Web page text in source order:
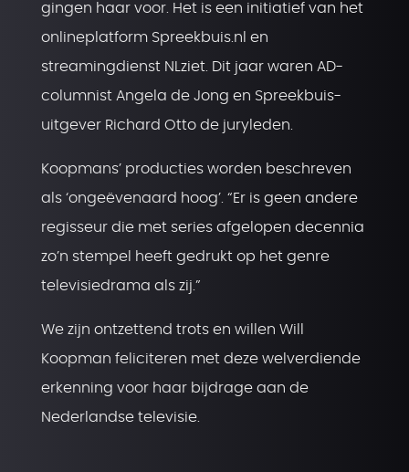
gingen haar voor. Het is een initiatief van het
onlineplatform Spreekbuis.nl en
streamingdienst NLziet. Dit jaar waren AD-
columnist Angela de Jong en Spreekbuis-
uitgever Richard Otto de juryleden.
Koopmans’ producties worden beschreven
als ‘ongeëvenaard hoog’. “Er is geen andere
regisseur die met series afgelopen decennia
zo’n stempel heeft gedrukt op het genre
televisiedrama als zij.”
We zijn ontzettend trots en willen Will
Koopman feliciteren met deze welverdiende
erkenning voor haar bijdrage aan de
Nederlandse televisie.